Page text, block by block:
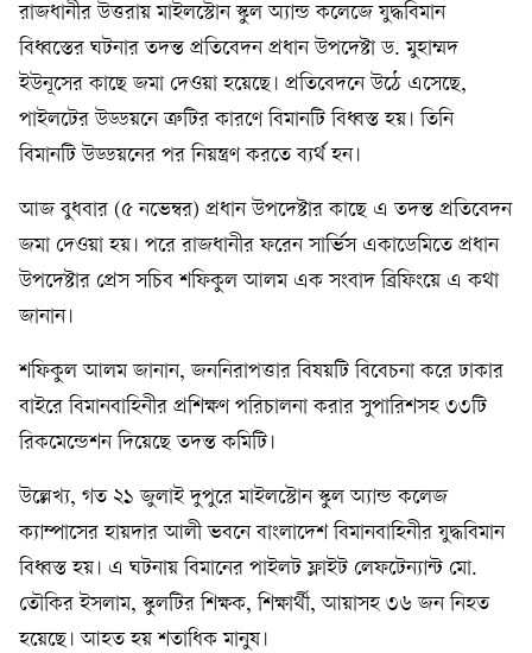
রাজধানীর উত্তরায় মাইলস্টোন স্কুল অ্যান্ড কলেজে যুদ্ধবিমান
বিধ্বস্তের ঘটনার তদন্ত প্রতিবেদন প্রধান উপদেষ্টা ড. মুহাম্মদ
ইউনূসের কাছে জমা দেওয়া হয়েছে। প্রতিবেদনে উঠে এসেছে,
পাইলটের উড্ডয়নে ত্রুটির কারণে বিমানটি বিধ্বস্ত হয়। তিনি
বিমানটি উড্ডয়নের পর নিয়ন্ত্রণ করতে ব্যর্থ হন।
আজ বুধবার (৫ নভেম্বর) প্রধান উপদেষ্টার কাছে এ তদন্ত প্রতিবেদন
জমা দেওয়া হয়। পরে রাজধানীর ফরেন সার্ভিস একাডেমিতে প্রধান
উপদেষ্টার প্রেস সচিব শফিকুল আলম এক সংবাদ ব্রিফিংয়ে এ কথা
জানান।
শফিকুল আলম জানান, জননিরাপত্তার বিষয়টি বিবেচনা করে ঢাকার
বাইরে বিমানবাহিনীর প্রশিক্ষণ পরিচালনা করার সুপারিশসহ ৩৩টি
রিকমেন্ডেশন দিয়েছে তদন্ত কমিটি।
উল্লেখ্য, গত ২১ জুলাই দুপুরে মাইলস্টোন স্কুল অ্যান্ড কলেজ
ক্যাম্পাসের হায়দার আলী ভবনে বাংলাদেশ বিমানবাহিনীর যুদ্ধবিমান
বিধ্বস্ত হয়। এ ঘটনায় বিমানের পাইলট ফ্লাইট লেফটেন্যান্ট মো.
তৌকির ইসলাম, স্কুলটির শিক্ষক, শিক্ষার্থী, আয়াসহ ৩৬ জন নিহত
হয়েছে। আহত হয় শতাধিক মানুষ।